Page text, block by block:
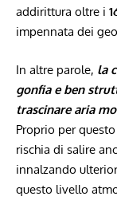
addirittura oltre i
impennata dei
In altre parole, la
gonfia e ben
trascinare aria
Proprio per
rischia di salire
innalzando
questo livello